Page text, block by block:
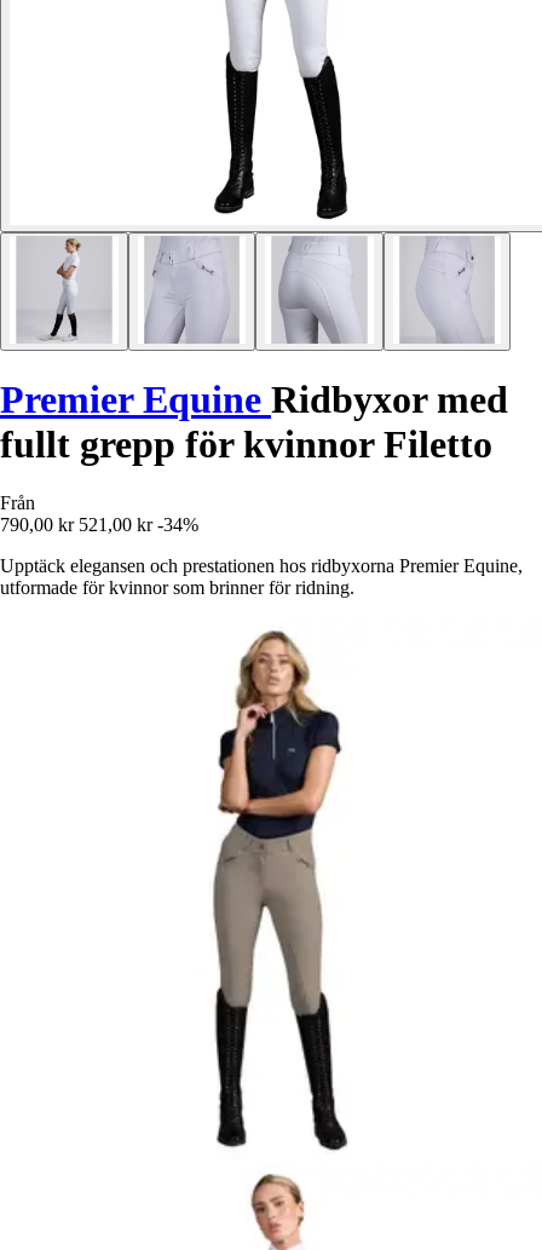
Premier Equine Ridbyxor med
fullt grepp för kvinnor Filetto
Från
790,00 kr 521,00 kr -34%
Upptäck elegansen och prestationen hos ridbyxorna Premier Equine,
utformade för kvinnor som brinner för ridning.